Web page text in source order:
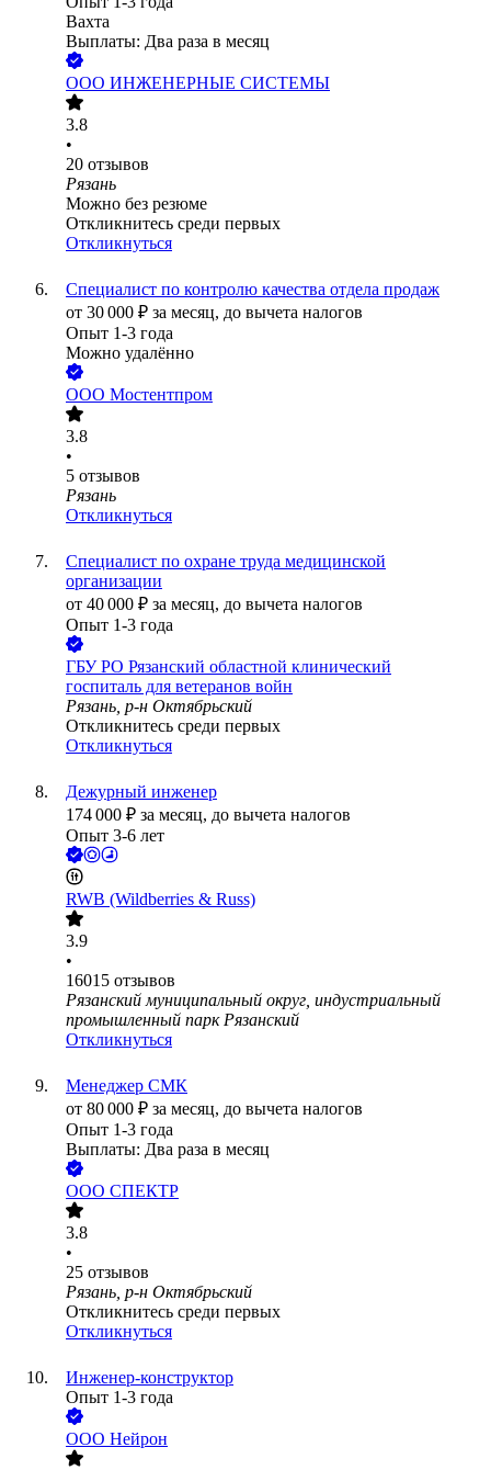
Вахта
Выплаты: Два раза в месяц
ООО ИНЖЕНЕРНЫЕ СИСТЕМЫ
3.8
•
20 отзывов
Рязань
Можно без резюме
Откликнитесь среди первых
Откликнуться
Специалист по контролю качества отдела продаж
от 30 000 ₽ за месяц, до вычета налогов
Опыт 1-3 года
Можно удалённо
ООО Мостентпром
3.8
•
5 отзывов
Рязань
Откликнуться
Специалист по охране труда медицинской
организации
от 40 000 ₽ за месяц, до вычета налогов
Опыт 1-3 года
ГБУ РО Рязанский областной клинический
госпиталь для ветеранов войн
Рязань, р-н Октябрьский
Откликнитесь среди первых
Откликнуться
Дежурный инженер
174 000 ₽ за месяц, до вычета налогов
Опыт 3-6 лет
RWB (Wildberries & Russ)
3.9
•
16015 отзывов
Рязанский муниципальный округ, индустриальный
промышленный парк Рязанский
Откликнуться
Менеджер СМК
от 80 000 ₽ за месяц, до вычета налогов
Опыт 1-3 года
Выплаты: Два раза в месяц
ООО СПЕКТР
3.8
•
25 отзывов
Рязань, р-н Октябрьский
Откликнитесь среди первых
Откликнуться
Инженер-конструктор
Опыт 1-3 года
ООО Нейрон